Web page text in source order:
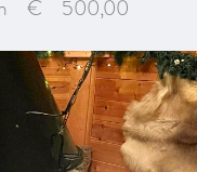
€ 500,00